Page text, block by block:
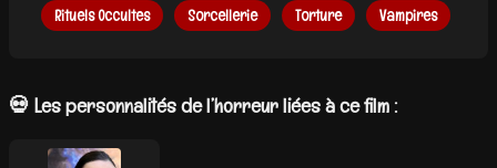
Rituels Occultes Sorcellerie Torture Vampires
💀 Les personnalités de l’horreur liées à ce film :